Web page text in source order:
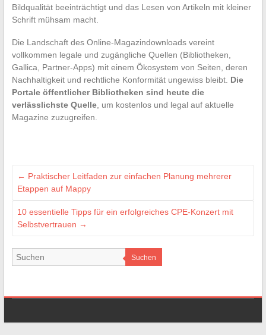
Bildqualität beeinträchtigt und das Lesen von Artikeln mit kleiner
Schrift mühsam macht.
Die Landschaft des Online-Magazindownloads vereint
vollkommen legale und zugängliche Quellen (Bibliotheken,
Gallica, Partner-Apps) mit einem Ökosystem von Seiten, deren
Nachhaltigkeit und rechtliche Konformität ungewiss bleibt. Die
Portale öffentlicher Bibliotheken sind heute die
verlässlichste Quelle, um kostenlos und legal auf aktuelle
Magazine zuzugreifen.
← Praktischer Leitfaden zur einfachen Planung mehrerer
Etappen auf Mappy
10 essentielle Tipps für ein erfolgreiches CPE-Konzert mit
Selbstvertrauen →
Suchen